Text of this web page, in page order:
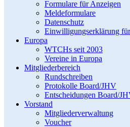
Formulare für Anzeigen
Meldeformulare
Datenschutz
Einwilligungserklärung
Europa
WTCHs seit 2003
Vereine in Europa
Mitgliederbereich
Rundschreiben
Protokolle Board/JHV
Entscheidungen Board/
Vorstand
Mitgliederverwaltung
Voucher